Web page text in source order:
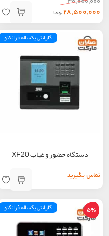
۲۸,۵۰۰,۰۰۰ تومان
گارانتی یکساله فراتکنو
دستگاه حضور و غیاب XF20
تماس بگیرید
گارانتی یکساله فراتکنو 5%